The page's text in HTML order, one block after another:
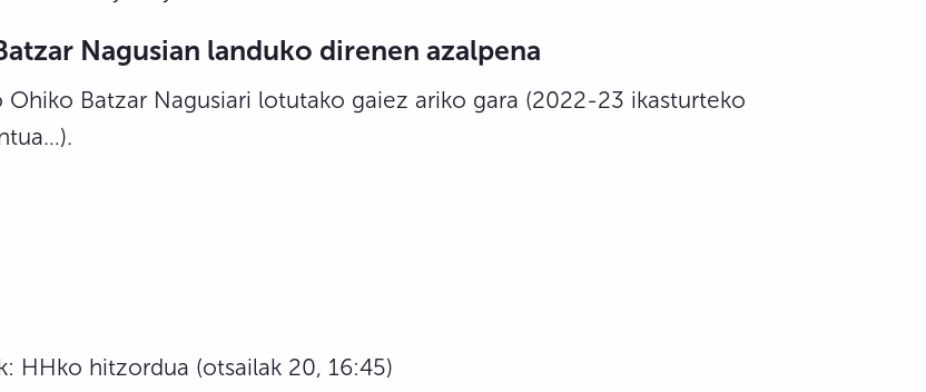
Nagusian landuko direnen azalpena
Batzar Nagusiari lotutako gaiez ariko gara (2022-23 ikasturteko
HHko hitzordua (otsailak 20, 16:45)